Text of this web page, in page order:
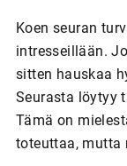
Koen seuran
intresseillään.
sitten hauskaa
Seurasta löytyy
Tämä on
toteuttaa, mutta